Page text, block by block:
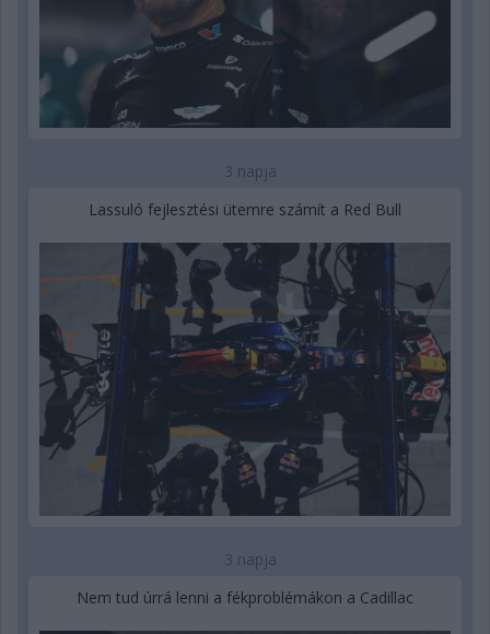
3 napja
Lassuló fejlesztési ütemre számít a Red Bull
3 napja
Nem tud úrrá lenni a fékproblémákon a Cadillac